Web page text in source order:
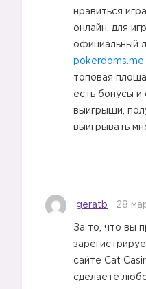
нравиться
онлайн, для
официальный
pokerdoms.me
топовая
есть бонусы
выигрыши,
выигрывать
geratb 28
За то, что вы
сайте Cat
сделаете